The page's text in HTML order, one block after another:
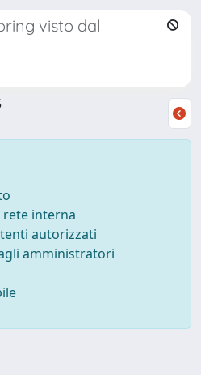
visto dal
interna
autorizzati
amministratori